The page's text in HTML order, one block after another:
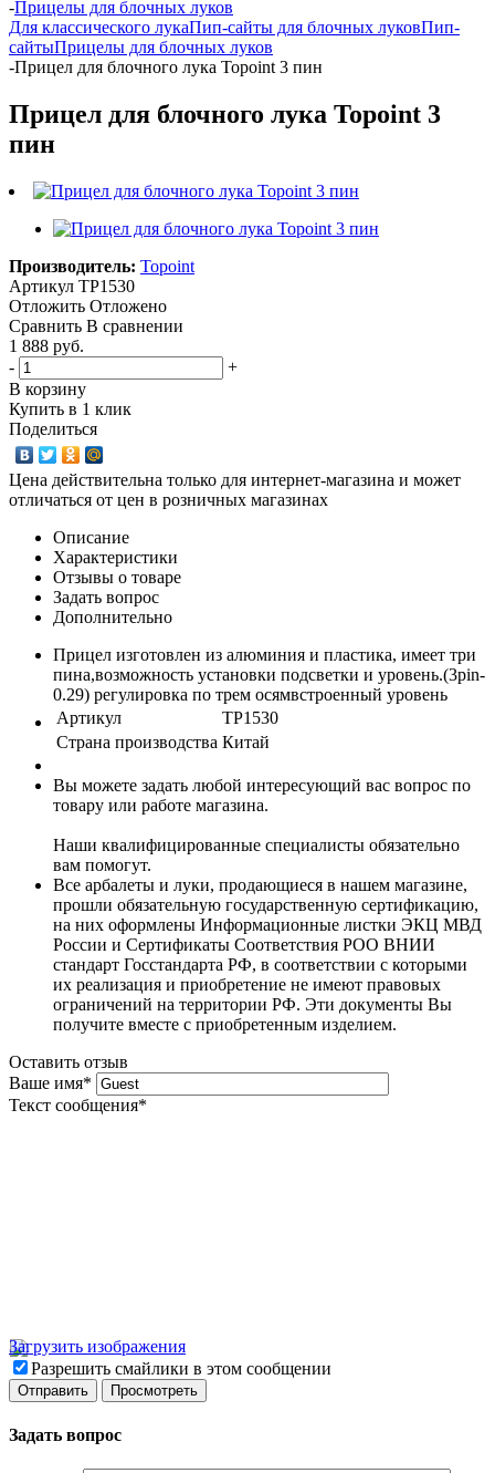
-Прицелы для блочных луков
Для классического лукаПип-сайты для блочных луковПип-
сайтыПрицелы для блочных луков
-Прицел для блочного лука Topoint 3 пин
Прицел для блочного лука Topoint 3
пин
Производитель: Topoint
Артикул TP1530
Отложить Отложено
Сравнить В сравнении
1 888 руб.
-
+
В корзину
Купить в 1 клик
Поделиться
Цена действительна только для интернет-магазина и может
отличаться от цен в розничных магазинах
Описание
Характеристики
Отзывы о товаре
Задать вопрос
Дополнительно
Прицел изготовлен из алюминия и пластика, имеет три
пина,возможность установки подсветки и уровень.(3pin-
0.29) регулировка по трем осямвстроенный уровень
Артикул
TP1530
Страна производства Китай
Вы можете задать любой интересующий вас вопрос по
товару или работе магазина.
Наши квалифицированные специалисты обязательно
вам помогут.
Все арбалеты и луки, продающиеся в нашем магазине,
прошли обязательную государственную сертификацию,
на них оформлены Информационные листки ЭКЦ МВД
России и Сертификаты Соответствия РОО ВНИИ
стандарт Госстандарта РФ, в соответствии с которыми
их реализация и приобретение не имеют правовых
ограничений на территории РФ. Эти документы Вы
получите вместе с приобретенным изделием.
Оставить отзыв
Ваше имя*
Текст сообщения*
Загрузить изображения
Разрешить смайлики в этом сообщении
Задать вопрос